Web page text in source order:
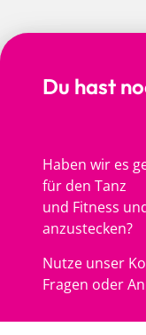
Du hast
Haben wir es
für den Tanz
und Fitness
anzustecken?
Nutze unser
Fragen oder